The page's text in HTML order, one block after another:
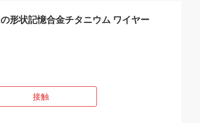
形状記憶合金チタニウム ワイヤー
接触